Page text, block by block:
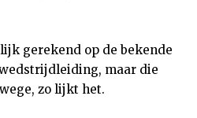
gerekend op de bekende
maar die
zo lijkt het.